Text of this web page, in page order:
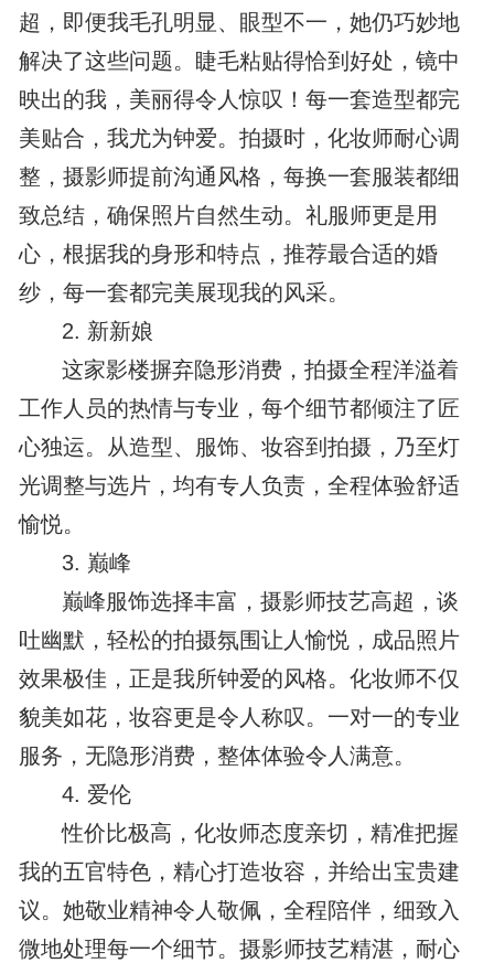
超，即便我毛孔明显、眼型不一，她仍巧妙地
解决了这些问题。睫毛粘贴得恰到好处，镜中
映出的我，美丽得令人惊叹！每一套造型都完
美贴合，我尤为钟爱。拍摄时，化妆师耐心调
整，摄影师提前沟通风格，每换一套服装都细
致总结，确保照片自然生动。礼服师更是用
心，根据我的身形和特点，推荐最合适的婚
纱，每一套都完美展现我的风采。
2. 新新娘
这家影楼摒弃隐形消费，拍摄全程洋溢着
工作人员的热情与专业，每个细节都倾注了匠
心独运。从造型、服饰、妆容到拍摄，乃至灯
光调整与选片，均有专人负责，全程体验舒适
愉悦。
3. 巅峰
巅峰服饰选择丰富，摄影师技艺高超，谈
吐幽默，轻松的拍摄氛围让人愉悦，成品照片
效果极佳，正是我所钟爱的风格。化妆师不仅
貌美如花，妆容更是令人称叹。一对一的专业
服务，无隐形消费，整体体验令人满意。
4. 爱伦
性价比极高，化妆师态度亲切，精准把握
我的五官特色，精心打造妆容，并给出宝贵建
议。她敬业精神令人敬佩，全程陪伴，细致入
微地处理每一个细节。摄影师技艺精湛，耐心